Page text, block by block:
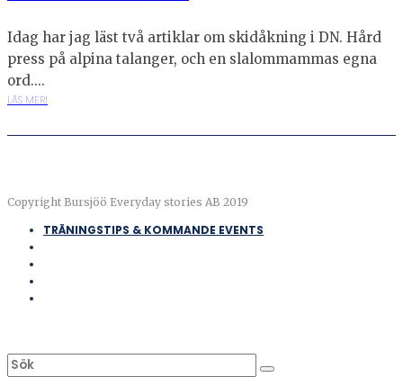
Idag har jag läst två artiklar om skidåkning i DN. Hård
press på alpina talanger, och en slalommammas egna
ord....
LÄS MER!
Copyright Bursjöö Everyday stories AB 2019
TRÄNINGSTIPS & KOMMANDE EVENTS